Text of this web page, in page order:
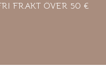
FRAKT ÖVER 50 €